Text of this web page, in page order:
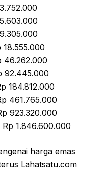
18.555.000
46.262.000
92.445.000
184.812.000
461.765.000
923.320.000
1.846.600.000
harga emas
Lahatsatu.com